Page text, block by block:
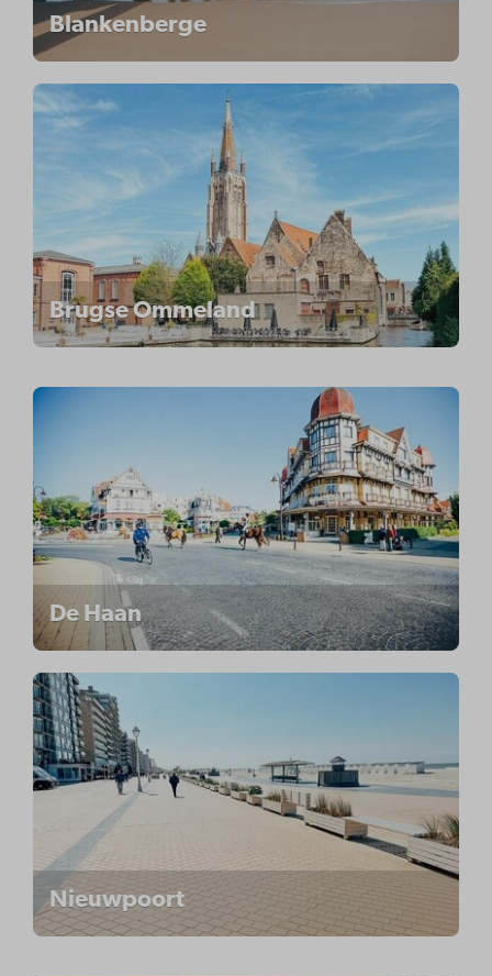
Blankenberge
Brugse Ommeland
De Haan
Nieuwpoort